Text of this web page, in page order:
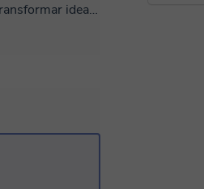
ideas
pensar como